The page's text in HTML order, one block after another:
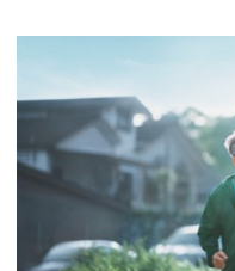
這
連
結
將
會
開
啟